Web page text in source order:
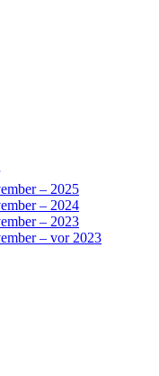
– 2025
– 2024
– 2023
– vor 2023